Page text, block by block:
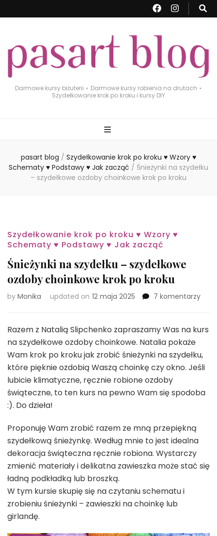
Darmowe kursy biżuterii ⋆ Darmowe kursy robienia na drutach ⋆
Szydełkowanie krok po kroku i kursy DIY
pasart blog / Szydełkowanie krok po kroku ♥ Wzory ♥
Schematy ♥ Podstawy ♥ Jak zacząć / Śnieżynki na szydełku
– szydełkowe ozdoby choinkowe krok po kroku
Szydełkowanie krok po kroku ♥ Wzory ♥
Schematy ♥ Podstawy ♥ Jak zacząć
Śnieżynki na szydełku – szydełkowe
ozdoby choinkowe krok po kroku
by Monika updated on 12 maja 2025 7 komentarzydo
Razem z Natalią Slipchenko zapraszamy Was na kurs
na szydełkowe ozdoby choinkowe. Natalia pokaże
Wam krok po kroku jak zrobić śnieżynki na szydełku,
które pięknie ozdobią Waszą choinkę czy okno. Jeśli
lubicie klimatyczne, ręcznie robione ozdoby
świąteczne, to ten kurs na pewno Wam się spodoba
:). Do dzieła!
Proponuję Wam zrobić razem ze mną przepiękną
szydełkową śnieżynkę. Według mnie to jest idealna
dekoracja świąteczna ręcznie robiona. Wystarczy
zmienić materiały i delikatna zawieszka może stać się
ładną podkładką lub broszką.
W tym kursie skupię się na czytaniu schematu i
zrobieniu śnieżynki – zawieszki na choinkę lub
girlandę.